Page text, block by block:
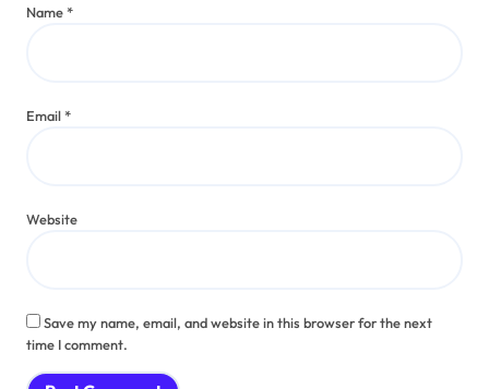
Name*
Email*
Website
Save my name, email, and website in this browser for the next
time I comment.